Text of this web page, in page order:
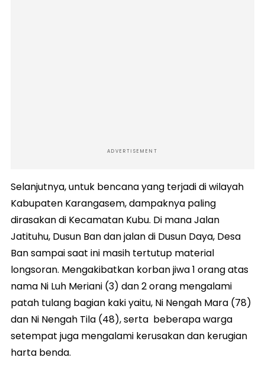
ADVERTISEMENT
Selanjutnya, untuk bencana yang terjadi di wilayah
Kabupaten Karangasem, dampaknya paling
dirasakan di Kecamatan Kubu. Di mana Jalan
Jatituhu, Dusun Ban dan jalan di Dusun Daya, Desa
Ban sampai saat ini masih tertutup material
longsoran. Mengakibatkan korban jiwa 1 orang atas
nama Ni Luh Meriani (3) dan 2 orang mengalami
patah tulang bagian kaki yaitu, Ni Nengah Mara (78)
dan Ni Nengah Tila (48), serta beberapa warga
setempat juga mengalami kerusakan dan kerugian
harta benda.